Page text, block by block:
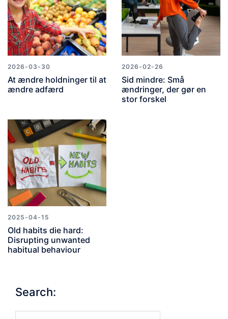
2026-03-30
At ændre holdninger til at
ændre adfærd
2026-02-26
Sid mindre: Små
ændringer, der gør en
stor forskel
2025-04-15
Old habits die hard:
Disrupting unwanted
habitual behaviour
Search: